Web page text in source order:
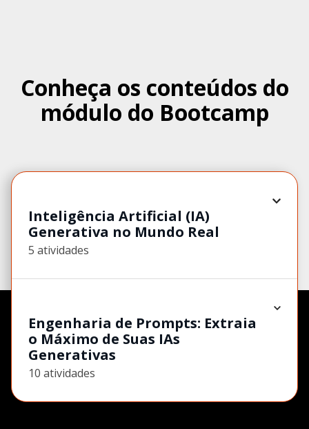
Conheça os conteúdos do
módulo do Bootcamp
Inteligência Artificial (IA)
Generativa no Mundo Real
5 atividades
Engenharia de Prompts: Extraia
o Máximo de Suas IAs
Generativas
10 atividades